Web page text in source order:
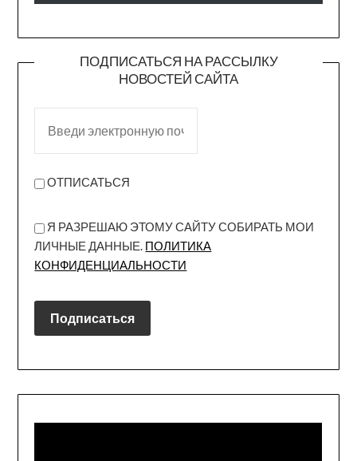
ПОДПИСАТЬСЯ НА РАССЫЛКУ
НОВОСТЕЙ САЙТА
ОТПИСАТЬСЯ
Я РАЗРЕШАЮ ЭТОМУ САЙТУ СОБИРАТЬ МОИ
ЛИЧНЫЕ ДАННЫЕ. ПОЛИТИКА
КОНФИДЕНЦИАЛЬНОСТИ